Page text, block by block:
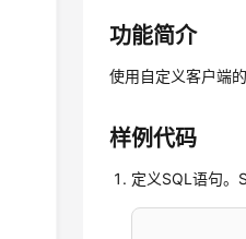
功能简介
使用自定义客户端
样例代码
定义SQL语句。